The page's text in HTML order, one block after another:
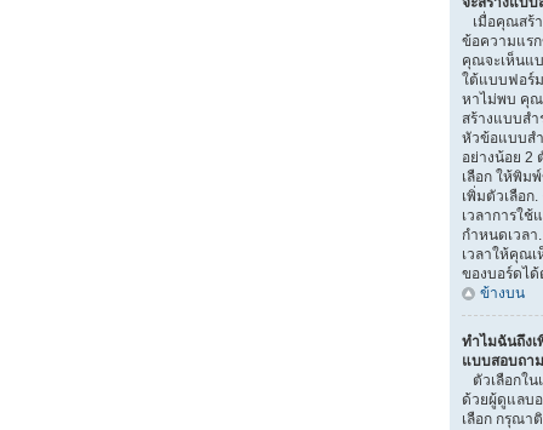
เมื่อคุณสร้
ข้อความแร
คุณจะเห็นแ
ใต้แบบฟอร์
หาไม่พบ คุณ
สร้างแบบส
หัวข้อแบบสำ
อย่างน้อย 2
เลือก ให้พิม
เพิ่มตัวเลือ
เวลาการใช้
กำหนดเวลา
เวลาให้คุณเ
ของบอร์ดได้
ข้างบน
ทำไมฉันถึงเ
แบบสอบถา
ตัวเลือกใ
ด้วยผู้ดูแลบ
เลือก กรุณา